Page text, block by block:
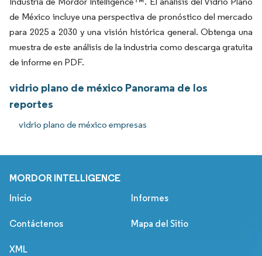
de México incluye una perspectiva de pronóstico del mercado
para 2025 a 2030 y una visión histórica general. Obtenga una
muestra de este análisis de la industria como descarga gratuita
de informe en PDF.
vidrio plano de méxico Panorama de los
reportes
vidrio plano de méxico empresas
MORDOR INTELLIGENCE
Inicio Informes
Contáctenos Mapa del Sitio
XML